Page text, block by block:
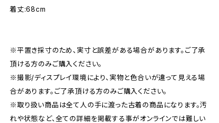
着丈:68cm
※平置き採寸のため、実寸と誤差がある場合があります。ご了承
頂ける方のみご購入ください。
※撮影/ディスプレイ環境により、実物と色合いが違って見える場
合があります。ご了承頂ける方のみご購入ください。
※取り扱い商品は全て人の手に渡った古着の商品になります。汚
れや状態など、全ての詳細を掲載する事がオンラインでは難しい